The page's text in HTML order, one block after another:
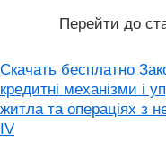
Перейти до
Скачать бесплатно
кредитні механізми і
житла та операціях з
IV